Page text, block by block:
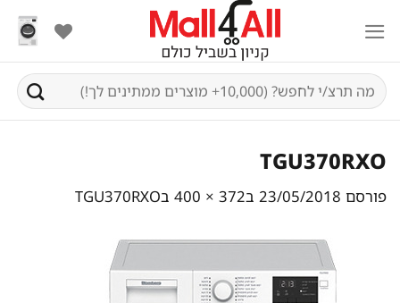
content
חיפוש
עבור:
TGU370RXO
פורסם 23/05/2018 ב372 × 400 בTGU370RXO